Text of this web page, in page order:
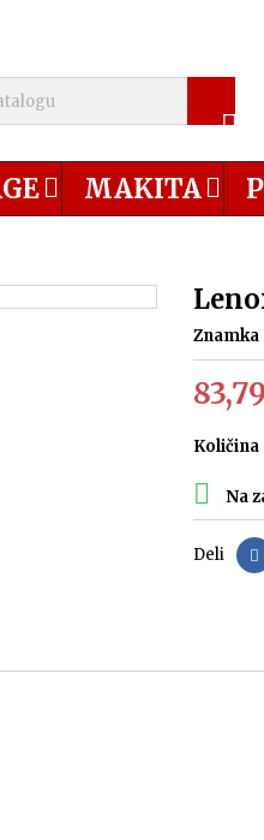

MAKITA
Znamka
Količina
 Na
Deli